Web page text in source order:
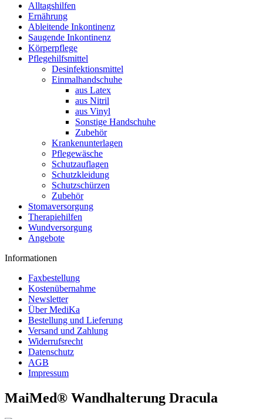
Alltagshilfen
Ernährung
Ableitende Inkontinenz
Saugende Inkontinenz
Körperpflege
Pflegehilfsmittel
Desinfektionsmittel
Einmalhandschuhe
aus Latex
aus Nitril
aus Vinyl
Sonstige Handschuhe
Zubehör
Krankenunterlagen
Pflegewäsche
Schutzauflagen
Schutzkleidung
Schutzschürzen
Zubehör
Stomaversorgung
Therapiehilfen
Wundversorgung
Angebote
Informationen
Faxbestellung
Kostenübernahme
Newsletter
Über MediKa
Bestellung und Lieferung
Versand und Zahlung
Widerrufsrecht
Datenschutz
AGB
Impressum
MaiMed® Wandhalterung Dracula